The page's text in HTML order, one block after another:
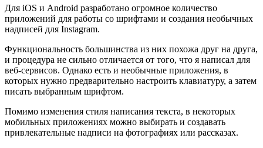
Для iOS и Android разработано огромное количество
приложений для работы со шрифтами и создания необычных
надписей для Instagram.
Функциональность большинства из них похожа друг на друга,
и процедура не сильно отличается от того, что я написал для
веб-сервисов. Однако есть и необычные приложения, в
которых нужно предварительно настроить клавиатуру, а затем
писать выбранным шрифтом.
Помимо изменения стиля написания текста, в некоторых
мобильных приложениях можно выбирать и создавать
привлекательные надписи на фотографиях или рассказах.